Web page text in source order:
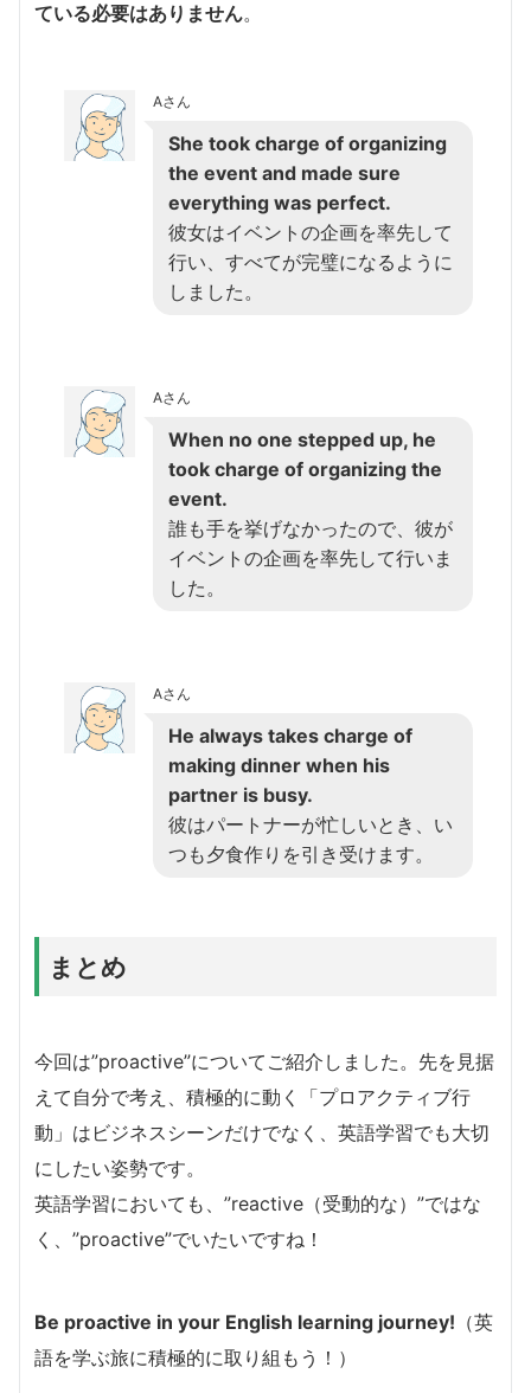
ている必要はありません。
Aさん
She took charge of organizing
the event and made sure
everything was perfect.
彼女はイベントの企画を率先して
行い、すべてが完璧になるように
しました。
Aさん
When no one stepped up, he
took charge of organizing the
event.
誰も手を挙げなかったので、彼が
イベントの企画を率先して行いま
した。
Aさん
He always takes charge of
making dinner when his
partner is busy.
彼はパートナーが忙しいとき、い
つも夕食作りを引き受けます。
まとめ
今回は”proactive”についてご紹介しました。先を見据
えて自分で考え、積極的に動く「プロアクティブ行
動」はビジネスシーンだけでなく、英語学習でも大切
にしたい姿勢です。
英語学習においても、”reactive（受動的な）”ではな
く、”proactive”でいたいですね！
Be proactive in your English learning journey! （英
語を学ぶ旅に積極的に取り組もう！）